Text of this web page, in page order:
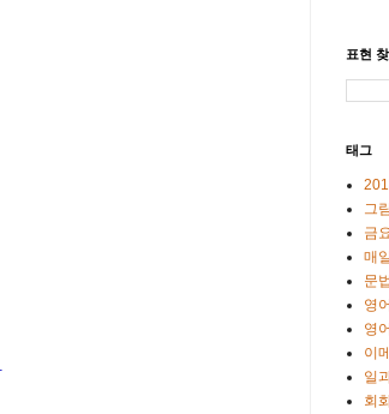
표현
태그
그
금
매
문
영
영
이
일
회